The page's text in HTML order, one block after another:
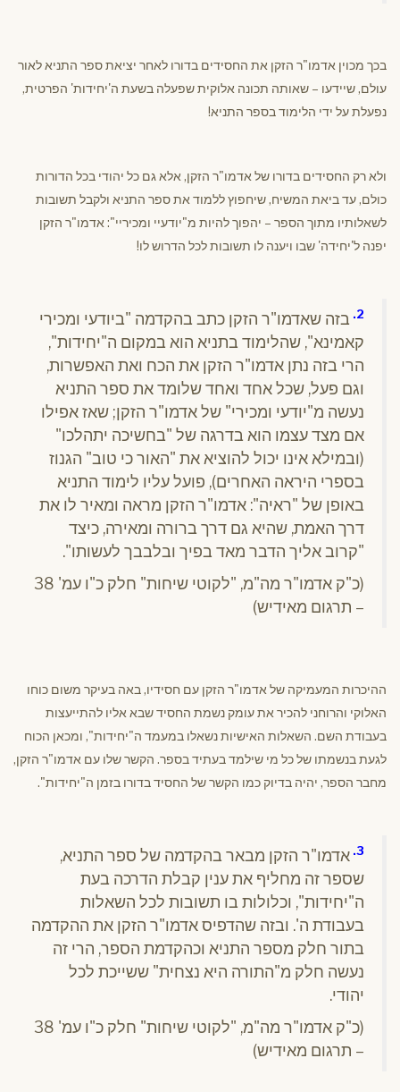
בכך מכוין אדמו"ר הזקן את החסידים בדורו לאחר יציאת ספר התניא לאור
עולם, שיידעו – שאותה תכונה אלוקית שפעלה בשעת ה'יחידות' הפרטית,
נפעלת על ידי הלימוד בספר התניא!
ולא רק החסידים בדורו של אדמו"ר הזקן, אלא גם כל יהודי בכל הדורות
כולם, עד ביאת המשיח, שיחפוץ ללמוד את ספר התניא ולקבל תשובות
לשאלותיו מתוך הספר – יהפוך להיות מ"יודעיי ומכיריי": אדמו"ר הזקן
יפנה ל'יחידה' שבו ויענה לו תשובות לכל הדרוש לו!
2. בזה שאדמו"ר הזקן כתב בהקדמה "ביודעי ומכירי
קאמינא", שהלימוד בתניא הוא במקום ה"יחידות",
הרי בזה נתן אדמו"ר הזקן את הכח ואת האפשרות,
וגם פעל, שכל אחד ואחד שלומד את ספר התניא
נעשה מ"יודעי ומכירי" של אדמו"ר הזקן; שאז אפילו
אם מצד עצמו הוא בדרגה של "בחשיכה יתהלכו"
(ובמילא אינו יכול להוציא את "האור כי טוב" הגנוז
בספרי היראה האחרים), פועל עליו לימוד התניא
באופן של "ראיה": אדמו"ר הזקן מראה ומאיר לו את
דרך האמת, שהיא גם דרך ברורה ומאירה, כיצד
"קרוב אליך הדבר מאד בפיך ובלבבך לעשותו".
(כ"ק אדמו"ר מה"מ, "לקוטי שיחות" חלק כ"ו עמ' 38
– תרגום מאידיש)
ההיכרות המעמיקה של אדמו"ר הזקן עם חסידיו, באה בעיקר משום כוחו
האלוקי והרוחני להכיר את עומק נשמת החסיד שבא אליו להתייעצות
בעבודת השם. השאלות האישיות נשאלו במעמד ה"יחידות", ומכאן הכוח
לגעת בנשמתו של כל מי שילמד בעתיד בספר. הקשר שלו עם אדמו"ר הזקן,
מחבר הספר, יהיה בדיוק כמו הקשר של החסיד בדורו בזמן ה"יחידות".
3. אדמו"ר הזקן מבאר בהקדמה של ספר התניא,
שספר זה מחליף את ענין קבלת הדרכה בעת
ה"יחידות", וכלולות בו תשובות לכל השאלות
בעבודת ה'. ובזה שהדפיס אדמו"ר הזקן את ההקדמה
בתור חלק מספר התניא וכהקדמת הספר, הרי זה
נעשה חלק מ"התורה היא נצחית" ששייכת לכל
יהודי.
(כ"ק אדמו"ר מה"מ, "לקוטי שיחות" חלק כ"ו עמ' 38
– תרגום מאידיש)